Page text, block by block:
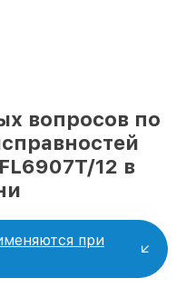
вопросов по
12 в
при